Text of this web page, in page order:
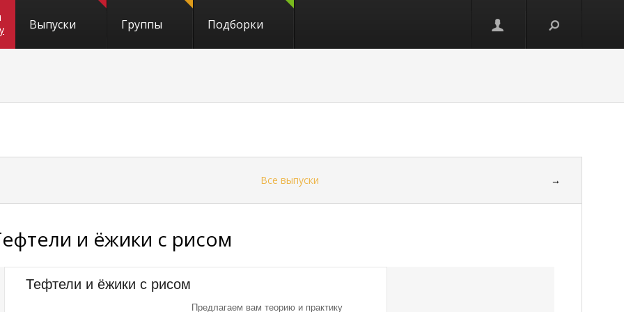
Выпуски Группы Подборки
Все выпуски →
и ёжики с рисом
Тефтели и ёжики с рисом
Предлагаем вам теорию и практику